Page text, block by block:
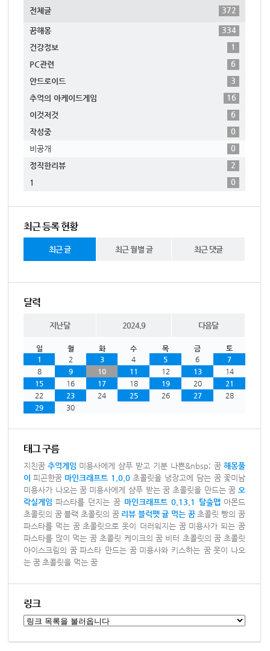
전체글 372
꿈해몽
334
건강정보
1
PC관련
6
안드로이드
3
추억의 아케이드게임
16
이것저것
6
작성중
0
비공개
0
정직한리뷰
2
1
0
최근 등록 현황
최근 글 최근 월별 글 최근 댓글
달력
지난달 2024.9 다음달
일 월 화 수 목 금
토
1
2 3 4 5 6
7
8
9 10 11 12 13
14
15
16 17 18 19 20
21
22
23 24 25 26 27
28
29
30
태그 구름
지친꿈 추억게임 미용사에게 샴푸 받고 기분 나쁜&nbsp; 꿈 해몽풀
이 피곤한꿈 마인크래프트 1.0.0 초콜릿을 냉장고에 담는 꿈 꽃미남
미용사가 나오는 꿈 미용사에게 샴푸 받는 꿈 초콜릿을 만드는 꿈 오
락실게임 파스타를 던지는 꿈 마인크래프트 0.13.1 탈출맵 아몬드
초콜릿의 꿈 블랙 초콜릿의 꿈 리뷰 블럭펫 귤 먹는 꿈 초콜릿 빵의 꿈
파스타를 먹는 꿈 초콜릿으로 옷이 더러워지는 꿈 미용사가 되는 꿈
파스타를 많이 먹는 꿈 초콜릿 케이크의 꿈 비터 초콜릿의 꿈 초콜릿
아이스크림의 꿈 파스타 만드는 꿈 미용사와 키스하는 꿈 못이 나오
는 꿈 초콜릿을 먹는 꿈
링크